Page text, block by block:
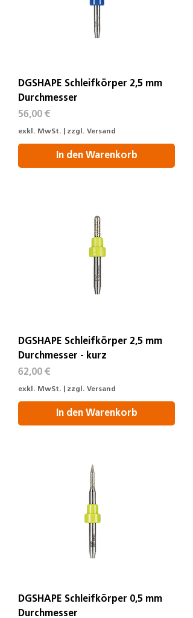
DGSHAPE Schleifkörper 2,5 mm
Durchmesser
Preis
56,00 €
exkl. MwSt. zzgl. Versand
In den Warenkorb
DGSHAPE Schleifkörper 2,5 mm
Durchmesser - kurz
Preis
62,00 €
exkl. MwSt. zzgl. Versand
In den Warenkorb
DGSHAPE Schleifkörper 0,5 mm
Durchmesser